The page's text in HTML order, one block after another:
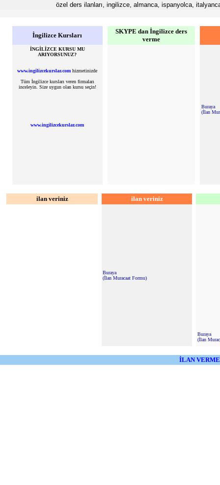
özel ders ilanları, ingilizce, almanca, ispanyolca,
İngilizce Kursları
SKYPE dan İngilizce ders
verme
İNGİLİZCE KURSU MU
ARIYORSUNUZ?
www.ingilizcekurslar.com hizmetinizde
Tüm İngilizce kursları veren firmaları
inceleyin. Size uygun olan kursu seçin!
www.ingilizcekurslar.com
Buraya
(İlan
ilan veriniz ilan veriniz
Buraya
(İlan Muracaat Formu)
Buraya
(İlan
İLAN